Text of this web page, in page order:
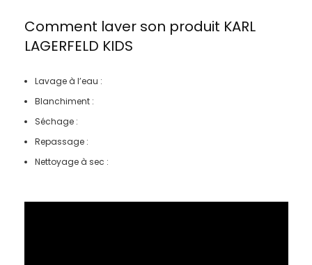
Comment laver son produit KARL
LAGERFELD KIDS
Lavage à l’eau :
Blanchiment :
Séchage :
Repassage :
Nettoyage à sec :